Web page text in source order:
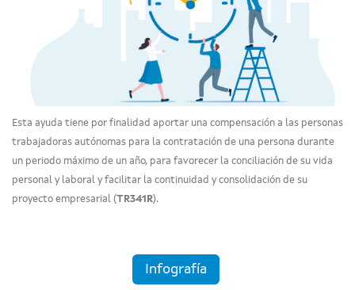
Esta ayuda tiene por finalidad aportar una compensación a las personas
trabajadoras autónomas para la contratación de una persona durante
un periodo máximo de un año, para favorecer la conciliación de su vida
personal y laboral y facilitar la continuidad y consolidación de su
proyecto empresarial (TR341R).
Infografía